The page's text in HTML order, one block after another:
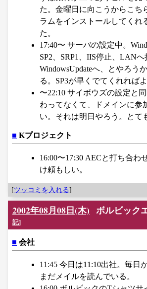
た。金曜日に向こうからこち
ラムをインストールしてくれ
た。
17:40〜 サーバの設定中。
SP2、SRP1、IIS停止、LANへ
WindowsUpdateへ、とやろう
る。SP3が早くでてくれれば
〜22:10 サイボウズの設定と
わってなくて、ドメインに参
い。それは明日やろう。とて
■ Kプロジェクト
16:00〜17:30 AECと打ち合わ
け頼もしい。
[ツッコミを入れる]
2002年08月08日(木) ボルビック
記]
■ 会社
11:45 今日は11:10出社。毎日
まだメイルを読んでいる。